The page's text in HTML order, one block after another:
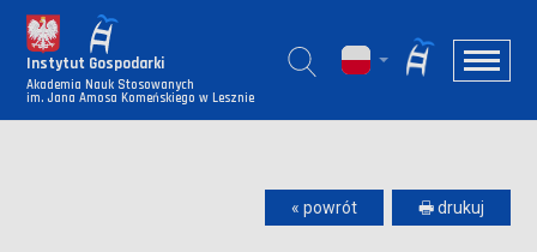
Instytut Gospodarki
Akademia Nauk Stosowanych
im. Jana Amosa Komeńskiego w Lesznie
« powrót 🖶 drukuj